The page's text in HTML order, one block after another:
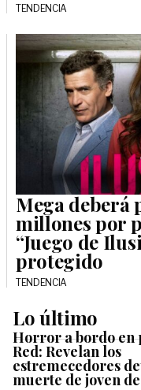
TENDENCIA
Mega deberá
millones por
“Juego de
protegido
TENDENCIA
Lo último
Horror a bordo en
Red: Revelan los
estremecedores
muerte de joven de